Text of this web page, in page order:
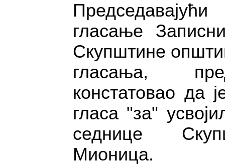
гласање
Скупштине
гласања,
констатовао да
гласа "за"
седнице
Мионица.